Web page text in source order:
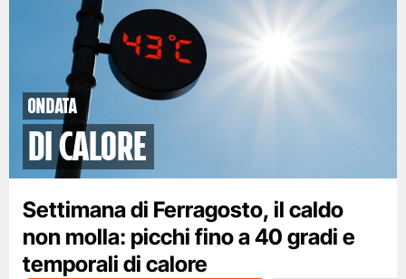
ondata
di calore
Settimana di Ferragosto, il caldo
non molla: picchi fino a 40 gradi e
temporali di calore